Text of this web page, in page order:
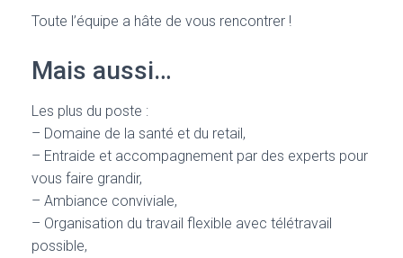
Toute l’équipe a hâte de vous rencontrer !
Mais aussi…
Les plus du poste :
– Domaine de la santé et du retail,
– Entraide et accompagnement par des experts pour
vous faire grandir,
– Ambiance conviviale,
– Organisation du travail flexible avec télétravail
possible,